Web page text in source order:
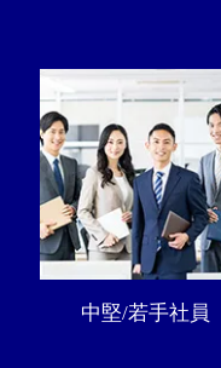
中堅/若手社員